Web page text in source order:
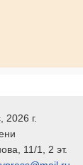
, 2026 г.
11/1, 2 эт.